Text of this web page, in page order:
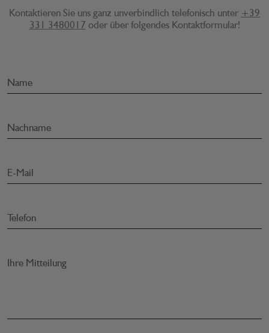
Kontaktieren Sie uns ganz unverbindlich telefonisch unter +39
331 3480017 oder über folgendes Kontaktformular!
Name
Nachname
E-Mail
Telefon
Ihre Mitteilung